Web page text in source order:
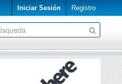
Iniciar Sesión Registro